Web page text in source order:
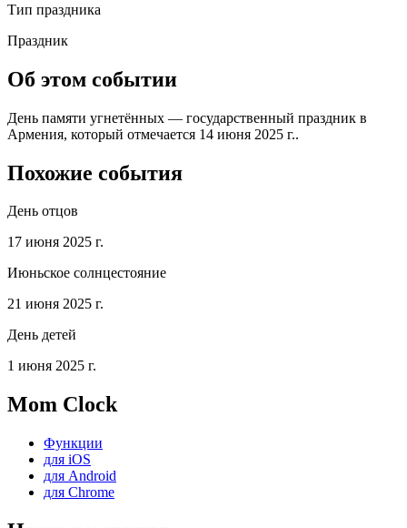
Тип праздника
Праздник
Об этом событии
День памяти угнетённых — государственный праздник в
Армения, который отмечается 14 июня 2025 г..
Похожие события
День отцов
17 июня 2025 г.
Июньское солнцестояние
21 июня 2025 г.
День детей
1 июня 2025 г.
Mom Clock
Функции
для iOS
для Android
для Chrome